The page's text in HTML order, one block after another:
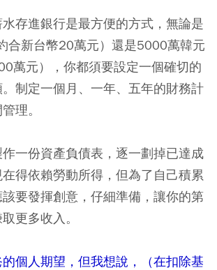
存進銀行是最方便的方式，無論是
合新台幣20萬元）還是5000萬韓元
萬元），你都須要設定一個確切的
制定一個月、一年、五年的財務計
理。
一份資產負債表，逐一劃掉已達成
得依賴勞動所得，但為了自己積累
要發揮創意，仔細準備，讓你的第
更多收入。
個人期望，但我想說，（在扣除基